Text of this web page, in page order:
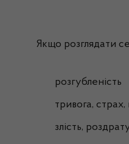
Якщо розглядати
розгубленість
тривога, страх,
злість,